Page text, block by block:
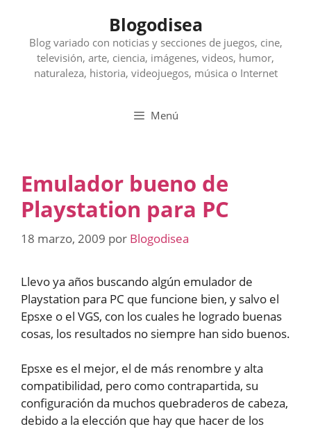
contenido
Blogodisea
Blog variado con noticias y secciones de juegos, cine,
televisión, arte, ciencia, imágenes, videos, humor,
naturaleza, historia, videojuegos, música o Internet
Menú
Emulador bueno de
Playstation para PC
18 marzo, 2009 por Blogodisea
Llevo ya años buscando algún emulador de
Playstation para PC que funcione bien, y salvo el
Epsxe o el VGS, con los cuales he logrado buenas
cosas, los resultados no siempre han sido buenos.
Epsxe es el mejor, el de más renombre y alta
compatibilidad, pero como contrapartida, su
configuración da muchos quebraderos de cabeza,
debido a la elección que hay que hacer de los